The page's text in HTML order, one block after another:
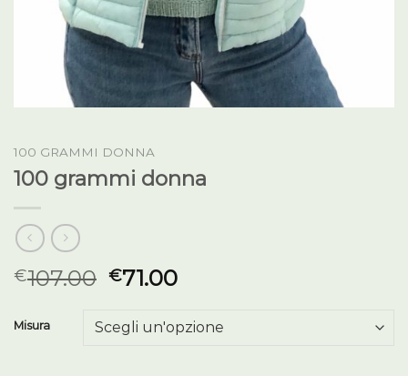
100 GRAMMI DONNA
100 grammi donna
€107.00 €71.00
Misura